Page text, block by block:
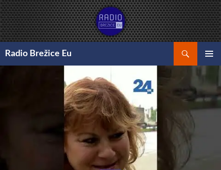
Preskoči
na
vsebino
Radio Brežice Eu
MENI